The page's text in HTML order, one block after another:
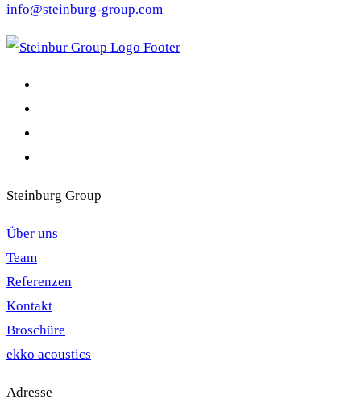
info@steinburg-group.com
Steinburg Group
Über uns
Team
Referenzen
Kontakt
Broschüre
ekko acoustics
Adresse